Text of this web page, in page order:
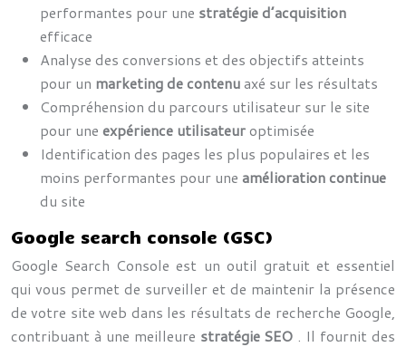
performantes pour une stratégie d’acquisition
efficace
Analyse des conversions et des objectifs atteints
pour un marketing de contenu axé sur les résultats
Compréhension du parcours utilisateur sur le site
pour une expérience utilisateuroptimisée
Identification des pages les plus populaires et les
moins performantes pour une amélioration continue
du site
Google search console (GSC)
Google Search Console est un outil gratuit et essentiel
qui vous permet de surveiller et de maintenir la présence
de votre site web dans les résultats de recherche Google,
contribuant à une meilleure stratégie SEO . Il fournit des